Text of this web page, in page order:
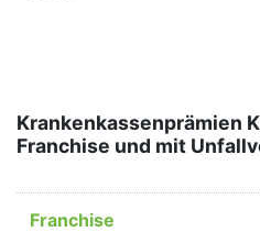
Krankenkassenprämien
Franchise und mit
Franchise